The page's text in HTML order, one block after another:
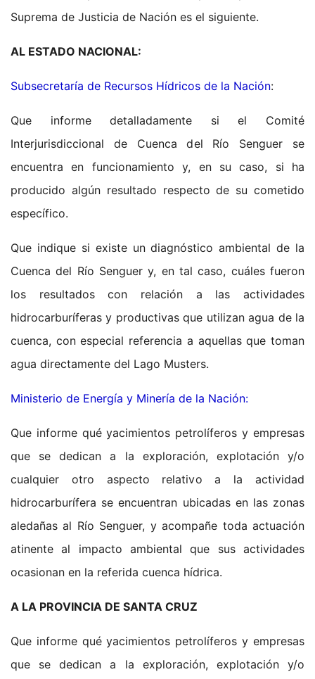
Suprema de Justicia de Nación es el siguiente.
AL ESTADO NACIONAL:
Subsecretaría de Recursos Hídricos de la Nación:
Que informe detalladamente si el Comité
Interjurisdiccional de Cuenca del Río Senguer se
encuentra en funcionamiento y, en su caso, si ha
producido algún resultado respecto de su cometido
específico.
Que indique si existe un diagnóstico ambiental de la
Cuenca del Río Senguer y, en tal caso, cuáles fueron
los resultados con relación a las actividades
hidrocarburíferas y productivas que utilizan agua de la
cuenca, con especial referencia a aquellas que toman
agua directamente del Lago Musters.
Ministerio de Energía y Minería de la Nación:
Que informe qué yacimientos petrolíferos y empresas
que se dedican a la exploración, explotación y/o
cualquier otro aspecto relativo a la actividad
hidrocarburífera se encuentran ubicadas en las zonas
aledañas al Río Senguer, y acompañe toda actuación
atinente al impacto ambiental que sus actividades
ocasionan en la referida cuenca hídrica.
A LA PROVINCIA DE SANTA CRUZ
Que informe qué yacimientos petrolíferos y empresas
que se dedican a la exploración, explotación y/o